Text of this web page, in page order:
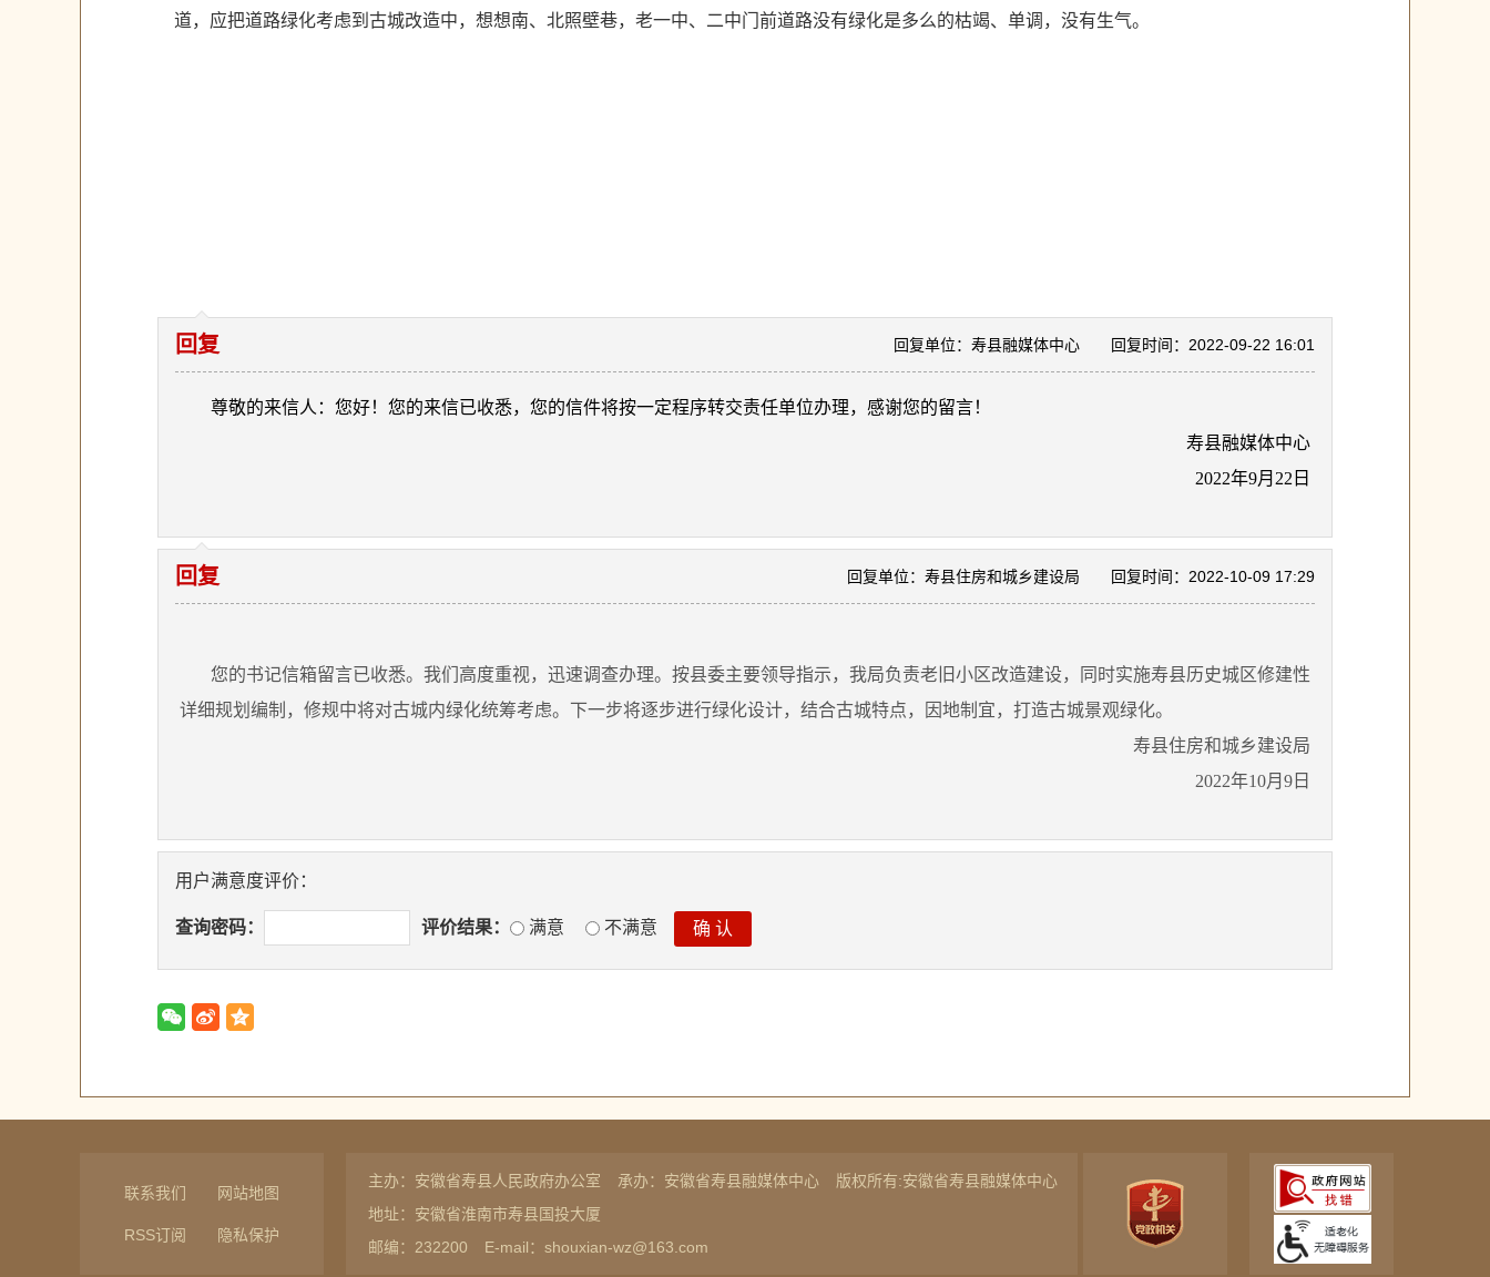
道，应把道路绿化考虑到古城改造中，想想南、北照壁巷，老一中、二中门前道路没有绿化是多么的枯竭、单调，没有生气。
回复时间：2022-09-22 16:01
回复单位：寿县融媒体中心
回复
尊敬的来信人：您好！您的来信已收悉，您的信件将按一定程序转交责任单位办理，感谢您的留言！
寿县融媒体中心
2022年9月22日
回复时间：2022-10-09 17:29
回复单位：寿县住房和城乡建设局
回复
您的书记信箱留言已收悉。我们高度重视，迅速调查办理。按县委主要领导指示，我局负责老旧小区改造建设，同时实施寿县历史城区修建性
详细规划编制，修规中将对古城内绿化统筹考虑。下一步将逐步进行绿化设计，结合古城特点，因地制宜，打造古城景观绿化。
寿县住房和城乡建设局
2022年10月9日
用户满意度评价：
查询密码： 评价结果： 满意 不满意
联系我们 网站地图
RSS订阅 隐私保护
主办：安徽省寿县人民政府办公室 承办：安徽省寿县融媒体中心
版权所有:安徽省寿县融媒体中心
地址：安徽省淮南市寿县国投大厦
邮编：232200
E-mail：shouxian-wz@163.com